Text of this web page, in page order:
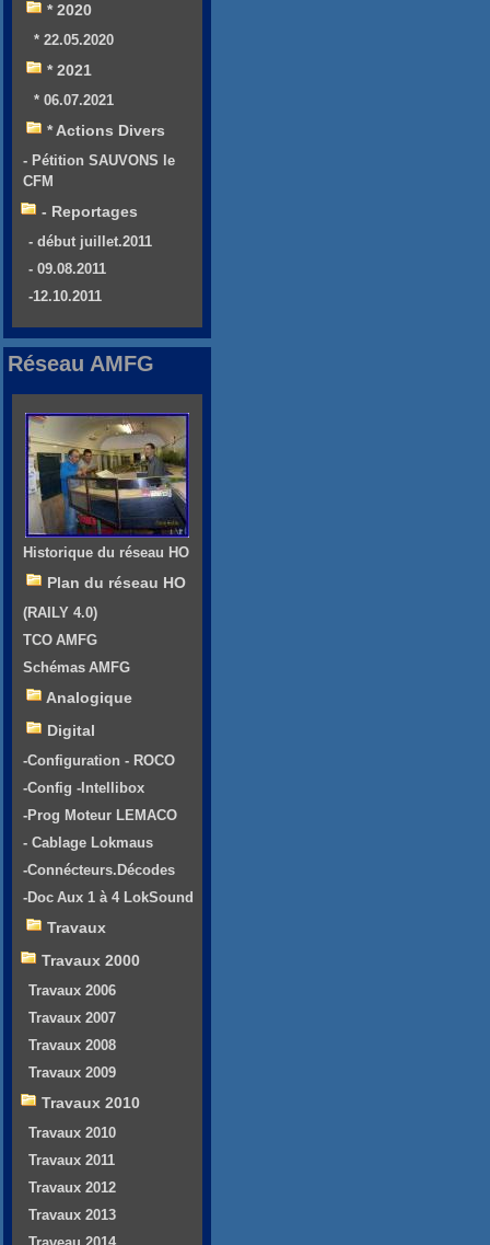
* 2020
* 22.05.2020
* 2021
* 06.07.2021
* Actions Divers
- Pétition SAUVONS le
CFM
- Reportages
- début juillet.2011
- 09.08.2011
-12.10.2011
Réseau AMFG
Historique du réseau HO
Plan du réseau HO
(RAILY 4.0)
TCO AMFG
Schémas AMFG
Analogique
Digital
-Configuration - ROCO
-Config -Intellibox
-Prog Moteur LEMACO
- Cablage Lokmaus
-Connécteurs.Décodes
-Doc Aux 1 à 4 LokSound
Travaux
Travaux 2000
Travaux 2006
Travaux 2007
Travaux 2008
Travaux 2009
Travaux 2010
Travaux 2010
Travaux 2011
Travaux 2012
Travaux 2013